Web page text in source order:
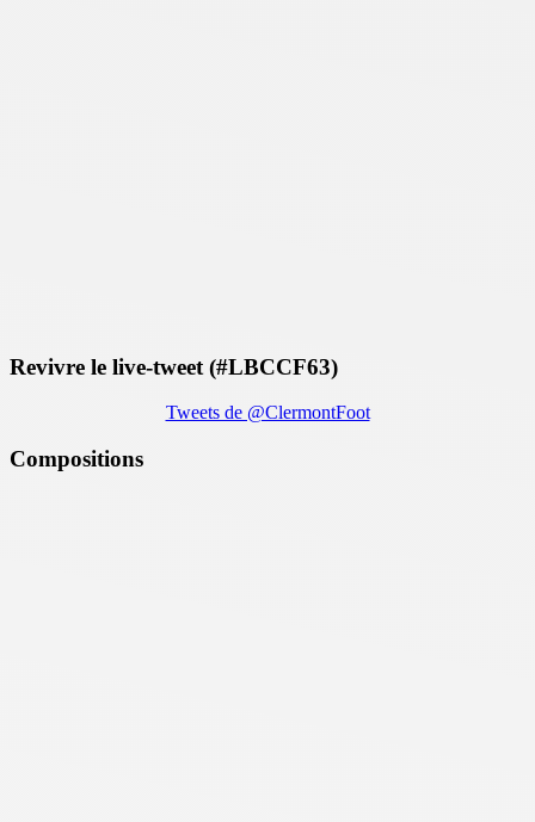
Revivre le live-tweet (#LBCCF63)
Tweets de @ClermontFoot
Compositions